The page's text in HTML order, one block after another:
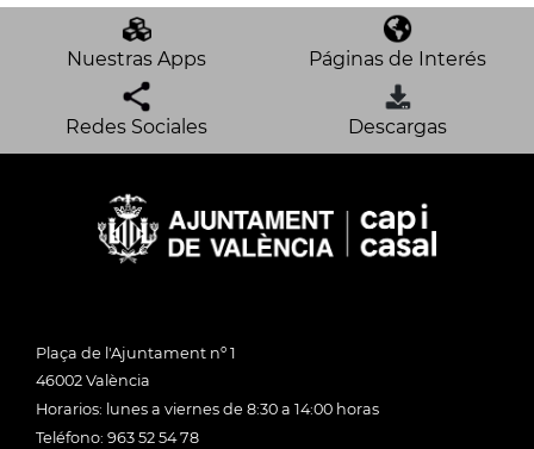
Nuestras Apps Páginas de Interés
Redes Sociales Descargas
Plaça de l'Ajuntament nº 1
46002 València
Horarios: lunes a viernes de 8:30 a 14:00 horas
Teléfono: 963 52 54 78